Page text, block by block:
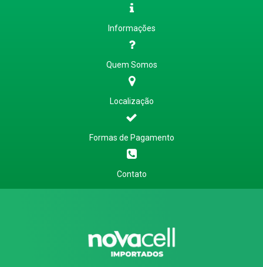
Informações
Quem Somos
Localização
Formas de Pagamento
Contato